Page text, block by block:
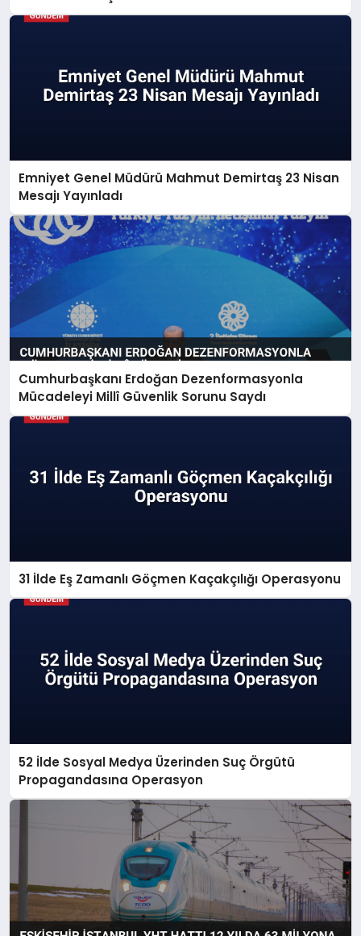
Emniyet Genel Müdürü Mahmut Demirtaş 23 Nisan
Mesajı Yayınladı
Cumhurbaşkanı Erdoğan Dezenformasyonla
Mücadeleyi Millî Güvenlik Sorunu Saydı
31 İlde Eş Zamanlı Göçmen Kaçakçılığı Operasyonu
52 İlde Sosyal Medya Üzerinden Suç Örgütü
Propagandasına Operasyon